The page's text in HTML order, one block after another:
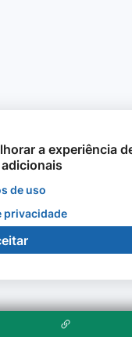
a experiência
de uso
privacidade